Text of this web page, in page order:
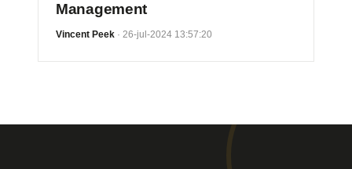
Management
Vincent Peek · 26-jul-2024 13:57:20